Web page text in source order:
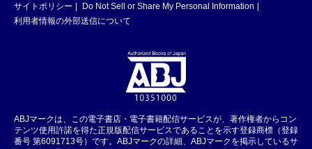
サイトポリシー
Do Not Sell or Share My Personal Information
利用者情報の外部送信について
ABJマークは、この電子書店・電子書籍配信サービスが、著作権者からコン
テンツ使用許諾を得た正規版配信サービスであることを示す登録商標（登録
番号 第6091713号）です。ABJマークの詳細、ABJマークを掲示しているサ